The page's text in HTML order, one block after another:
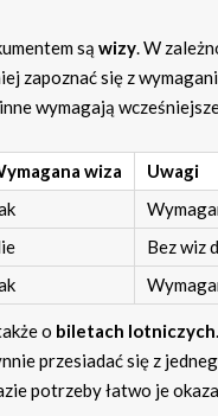
są wizy. W
zapoznać się z
wymagają
wiza
Uwagi
Bez wiz
o biletach lotniczych
przesiadać się z
potrzeby łatwo je